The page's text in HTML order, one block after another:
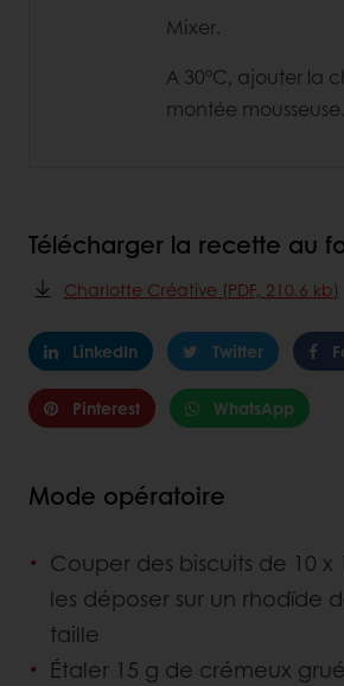
Mixer.
A 30°C, ajouter la
montée mousseuse.
Télécharger la recette au
Charlotte Créative (PDF, 210.6 kb)
LinkedIn Twitter
Pinterest WhatsApp
Mode opératoire
Couper des biscuits de 10 x
les déposer sur un rhodïde
taille
Étaler 15 g de crémeux